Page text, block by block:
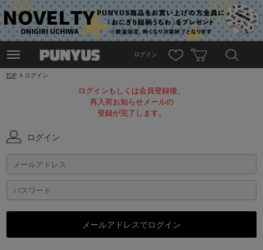
ログイン
TOP ログイン
ログインもしくは会員登録後、
再入荷お知らせメールの
登録が完了します。
ログイン